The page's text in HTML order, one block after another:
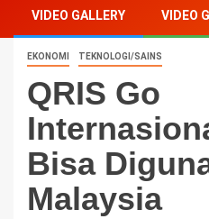
VIDEO GALLERY VIDEO
EKONOMI TEKNOLOGI/SAINS
QRIS Go
Bisa
Malaysia